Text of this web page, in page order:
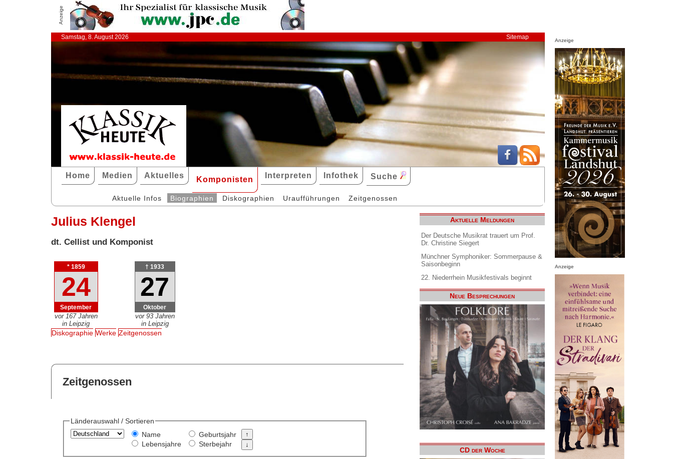
Anzeige
Samstag, 8. August 2026 Sitemap
Home Medien Aktuelles Komponisten Interpreten Infothek Suche
Aktuelle Infos Biographien Diskographien Uraufführungen Zeitgenossen
Julius Klengel
dt. Cellist und Komponist
* 1859
24
September
vor 167 Jahren
in Leipzig
† 1933
27
Oktober
vor 93 Jahren
in Leipzig
Diskographie Werke Zeitgenossen
Zeitgenossen
Länderauswahl / Sortieren
Name
Lebensjahre
Geburtsjahr
Sterbejahr
Aktuelle Meldungen
Der Deutsche Musikrat trauert um Prof.
Dr. Christine Siegert
Münchner Symphoniker: Sommerpause &
Saisonbeginn
22. Niederrhein Musikfestivals beginnt
Neue Besprechungen
CD der Woche
Anzeige
Anzeige